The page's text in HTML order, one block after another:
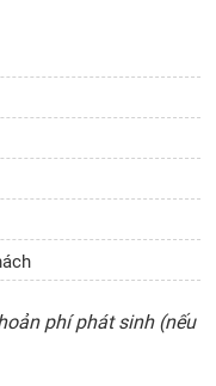
phí phát sinh (nếu